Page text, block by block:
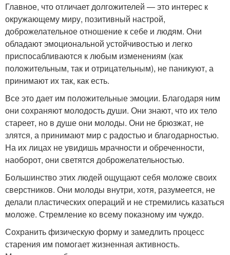
Главное, что отличает долгожителей — это интерес к
окружающему миру, позитивный настрой,
доброжелательное отношение к себе и людям. Они
обладают эмоциональной устойчивостью и легко
приспосабливаются к любым изменениям (как
положительным, так и отрицательным), не паникуют, а
принимают их так, как есть.
Все это дает им положительные эмоции. Благодаря ним
они сохраняют молодость души. Они знают, что их тело
стареет, но в душе они молоды. Они не брюзжат, не
злятся, а принимают мир с радостью и благодарностью.
На их лицах не увидишь мрачности и обреченности,
наоборот, они светятся доброжелательностью.
Большинство этих людей ощущают себя моложе своих
сверстников. Они молоды внутри, хотя, разумеется, не
делали пластических операций и не стремились казаться
моложе. Стремление ко всему показному им чуждо.
Сохранить физическую форму и замедлить процесс
старения им помогает жизненная активность.